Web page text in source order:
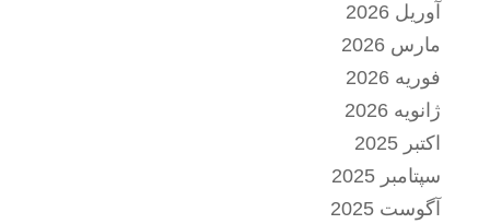
آوریل 2026
مارس 2026
فوریه 2026
ژانویه 2026
اکتبر 2025
سپتامبر 2025
آگوست 2025